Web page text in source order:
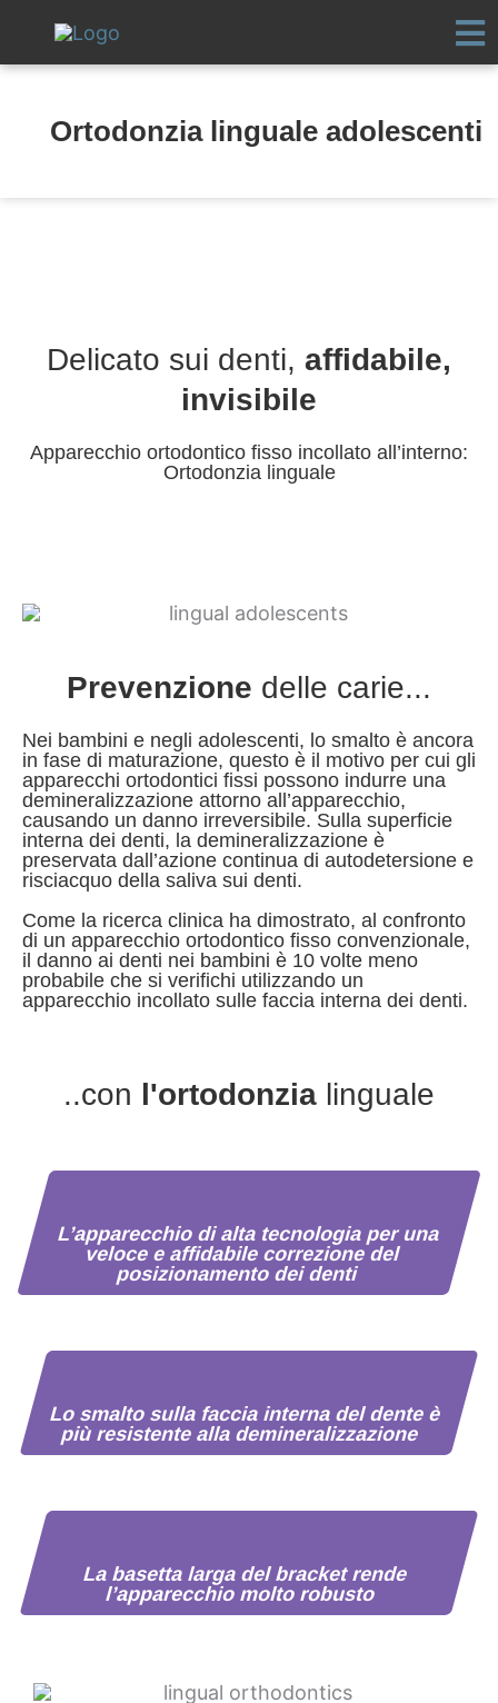
contenuto
Ortodonzia linguale adolescenti
Delicato sui denti, affidabile,
invisibile
Apparecchio ortodontico fisso incollato all’interno:
Ortodonzia linguale
Prevenzione delle carie...
Nei bambini e negli adolescenti, lo smalto è ancora
in fase di maturazione, questo è il motivo per cui gli
apparecchi ortodontici fissi possono indurre una
demineralizzazione attorno all’apparecchio,
causando un danno irreversibile. Sulla superficie
interna dei denti, la demineralizzazione è
preservata dall’azione continua di autodetersione e
risciacquo della saliva sui denti.
Come la ricerca clinica ha dimostrato, al confronto
di un apparecchio ortodontico fisso convenzionale,
il danno ai denti nei bambini è 10 volte meno
probabile che si verifichi utilizzando un
apparecchio incollato sulle faccia interna dei denti.
..con l'ortodonzia linguale
L’apparecchio di alta tecnologia per una
veloce e affidabile correzione del
posizionamento dei denti
Lo smalto sulla faccia interna del dente è
più resistente alla demineralizzazione
La basetta larga del bracket rende
l’apparecchio molto robusto